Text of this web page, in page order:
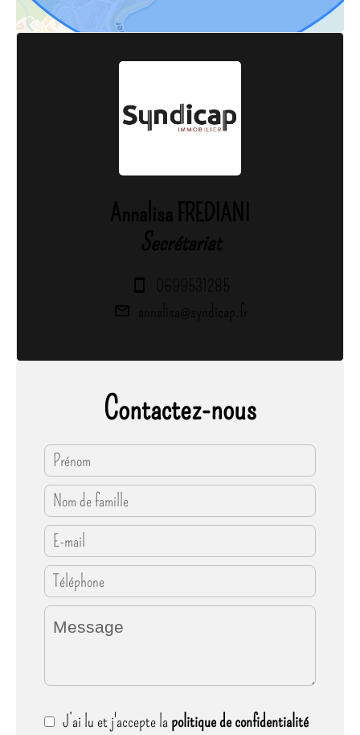
Annalisa FREDIANI
Secrétariat
0699531285
annalisa@syndicap.fr
Contactez-nous
J’ai lu et j'accepte la politique de confidentialité